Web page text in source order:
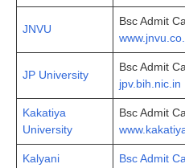
JNVU
Bsc Admit
JP University
Bsc Admit
jpv.bih.nic.in
Kakatiya
University
Bsc Admit
Kalyani
Bsc Admit